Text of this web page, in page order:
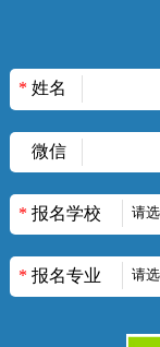
* 姓名
微信
* 报名学校
* 报名专业